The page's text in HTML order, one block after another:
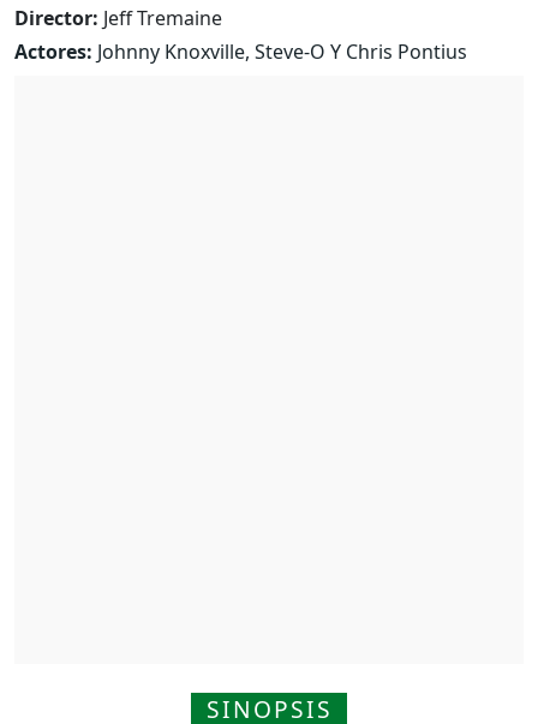
Director: Jeff Tremaine
Actores: Johnny Knoxville, Steve-O Y Chris Pontius
SINOPSIS